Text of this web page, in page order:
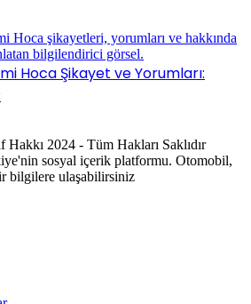
Hoca Şikayet ve Yorumları:
2024 - Tüm Hakları Saklıdır
sosyal içerik platformu. Otomobil,
bilgilere ulaşabilirsiniz